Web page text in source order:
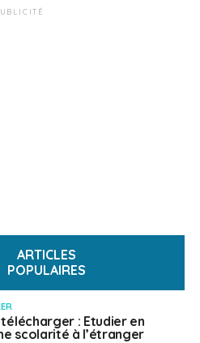
ARTICLES
POPULAIRES
: Etudier en
scolarité à l’étranger